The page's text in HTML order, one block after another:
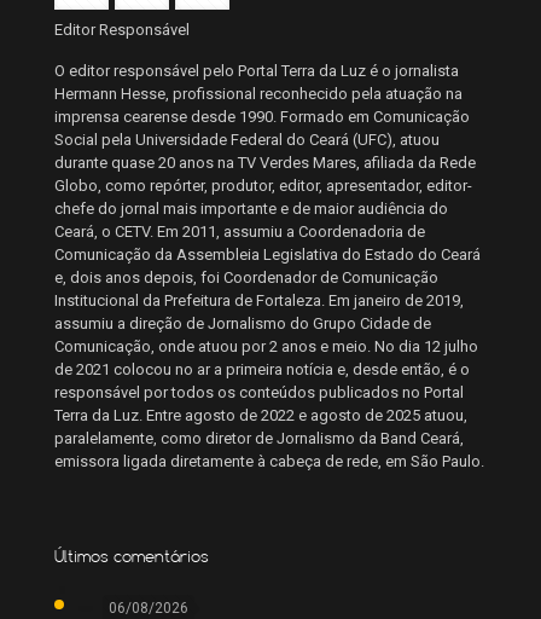
Editor Responsável
O editor responsável pelo Portal Terra da Luz é o jornalista
Hermann Hesse, profissional reconhecido pela atuação na
imprensa cearense desde 1990. Formado em Comunicação
Social pela Universidade Federal do Ceará (UFC), atuou
durante quase 20 anos na TV Verdes Mares, afiliada da Rede
Globo, como repórter, produtor, editor, apresentador, editor-
chefe do jornal mais importante e de maior audiência do
Ceará, o CETV. Em 2011, assumiu a Coordenadoria de
Comunicação da Assembleia Legislativa do Estado do Ceará
e, dois anos depois, foi Coordenador de Comunicação
Institucional da Prefeitura de Fortaleza. Em janeiro de 2019,
assumiu a direção de Jornalismo do Grupo Cidade de
Comunicação, onde atuou por 2 anos e meio. No dia 12 julho
de 2021 colocou no ar a primeira notícia e, desde então, é o
responsável por todos os conteúdos publicados no Portal
Terra da Luz. Entre agosto de 2022 e agosto de 2025 atuou,
paralelamente, como diretor de Jornalismo da Band Ceará,
emissora ligada diretamente à cabeça de rede, em São Paulo.
Últimos comentários
06/08/2026